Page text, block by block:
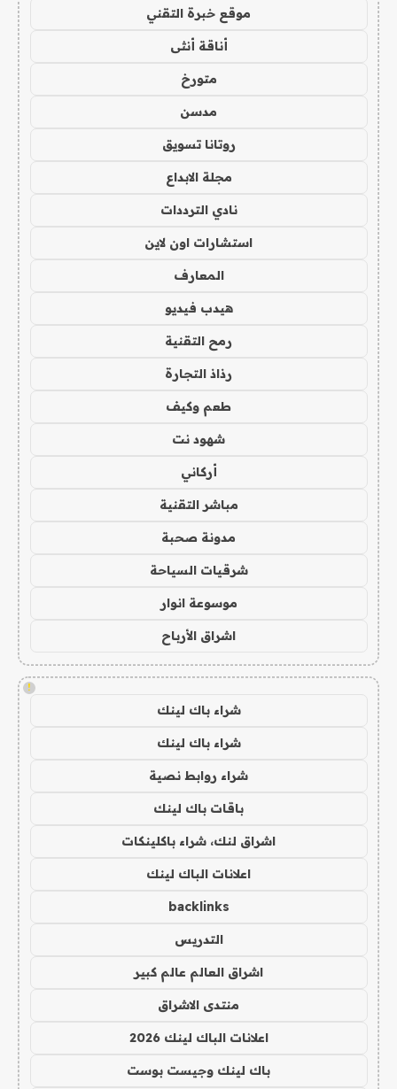
موقع خبرة التقني
أناقة أنثى
متورخ
مدسن
روتانا تسويق
مجلة الابداع
نادي الترددات
استشارات اون لاين
المعارف
هيدب فيديو
رمح التقنية
رذاذ التجارة
طعم وكيف
شهود نت
أركاني
مباشر التقنية
مدونة صحبة
شرقيات السياحة
موسوعة انوار
اشراق الأرباح
!
شراء باك لينك
شراء باك لينك
شراء روابط نصية
باقات باك لينك
اشراق لنك، شراء باكلينكات
اعلانات الباك لينك
backlinks
التدريس
اشراق العالم عالم كبير
منتدى الاشراق
اعلانات الباك لينك 2026
باك لينك وجيست بوست